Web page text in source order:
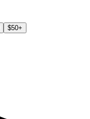
$50+